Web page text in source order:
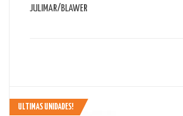
JULIMAR/BLAWER
ULTIMAS UNIDADES!